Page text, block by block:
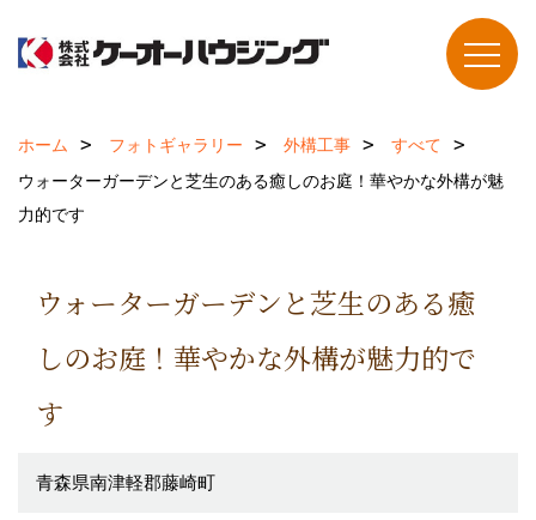
ホーム フォトギャラリー 外構工事
すべて
ウォーターガーデンと芝生のある癒しのお庭！華やかな外構が魅
力的です
ウォーターガーデンと芝生のある癒
しのお庭！華やかな外構が魅力的で
す
青森県南津軽郡藤崎町